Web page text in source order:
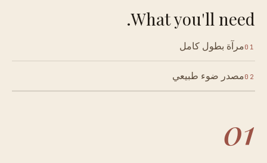
What you'll need.
01مرآة بطول كامل
02مصدر ضوء طبيعي
01